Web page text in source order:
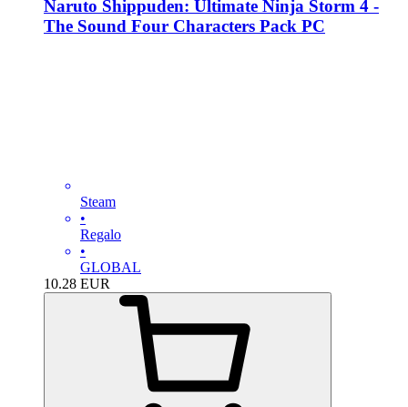
Naruto Shippuden: Ultimate Ninja Storm 4 -
The Sound Four Characters Pack PC
Steam
•
Regalo
•
GLOBAL
10.28 EUR